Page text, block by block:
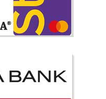
durabila
antracit Eva
picioare metalice gri antracit –
Colectia de mobila si mobilier
turc Ercyes Anadolu Holding